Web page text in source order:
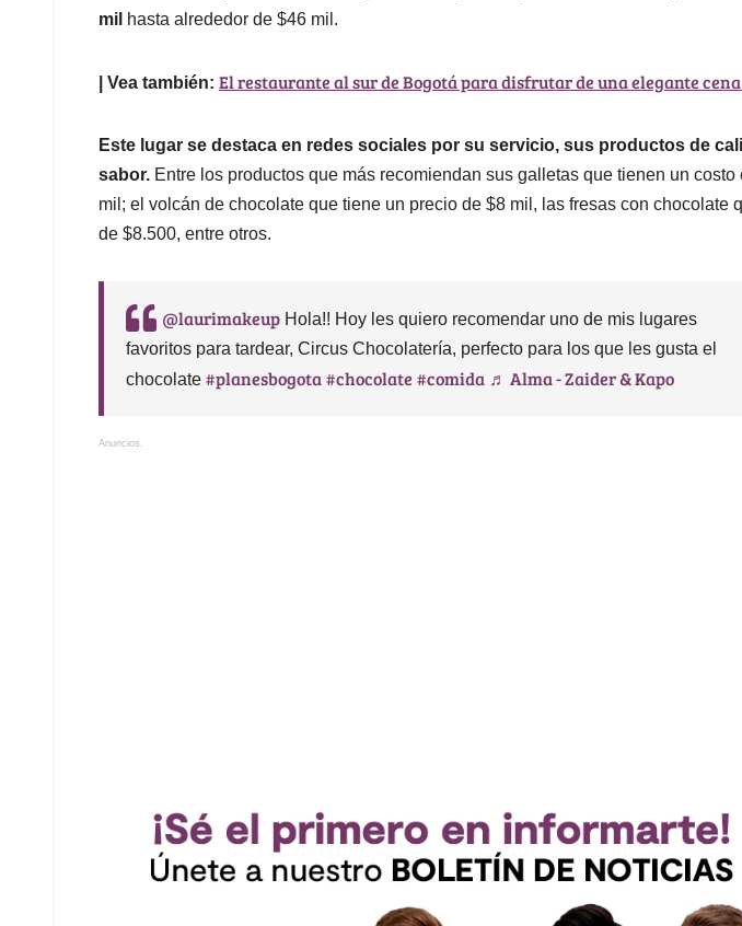
mil hasta alrededor de $46 mil.
| Vea también: El restaurante al sur de Bogotá para disfrutar de una elegante
Este lugar se destaca en redes sociales por su servicio, sus productos de
sabor. Entre los productos que más recomiendan sus galletas que tienen un costo
mil; el volcán de chocolate que tiene un precio de $8 mil, las fresas con chocolate
de $8.500, entre otros.
@laurimakeup Hola!! Hoy les quiero recomendar uno de mis lugares
favoritos para tardear, Circus Chocolatería, perfecto para los que les gusta el
chocolate #planesbogota#chocolate #comida ♬ Alma - Zaider & Kapo
Anuncios.